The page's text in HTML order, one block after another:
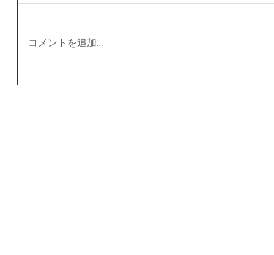
コメントを追加…